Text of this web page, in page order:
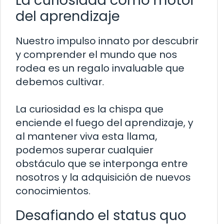
del aprendizaje
Nuestro impulso innato por descubrir
y comprender el mundo que nos
rodea es un regalo invaluable que
debemos cultivar.
La curiosidad es la chispa que
enciende el fuego del aprendizaje, y
al mantener viva esta llama,
podemos superar cualquier
obstáculo que se interponga entre
nosotros y la adquisición de nuevos
conocimientos.
Desafiando el status quo